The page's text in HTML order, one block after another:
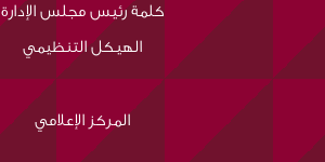
كلمة رئيس مجلس الإدارة
الهيكل التنظيمي
المركز الإعلامي